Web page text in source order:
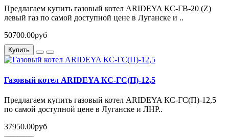
Предлагаем купить газовый котел ARIDEYA КС-ГВ-20 (Z)
левый газ по самой доступной цене в Луганске и ..
50700.00руб
Купить
Газовый котел ARIDEYA КС-ГС(П)-12,5
Предлагаем купить газовый котел ARIDEYA КС-ГС(П)-12,5
по самой доступной цене в Луганске и ЛНР..
37950.00руб